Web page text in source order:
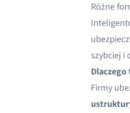
Różne
szybciej i
Firmy